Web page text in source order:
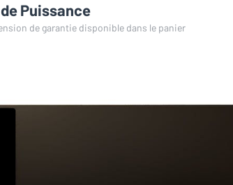
Puissance
de garantie disponible dans le panier